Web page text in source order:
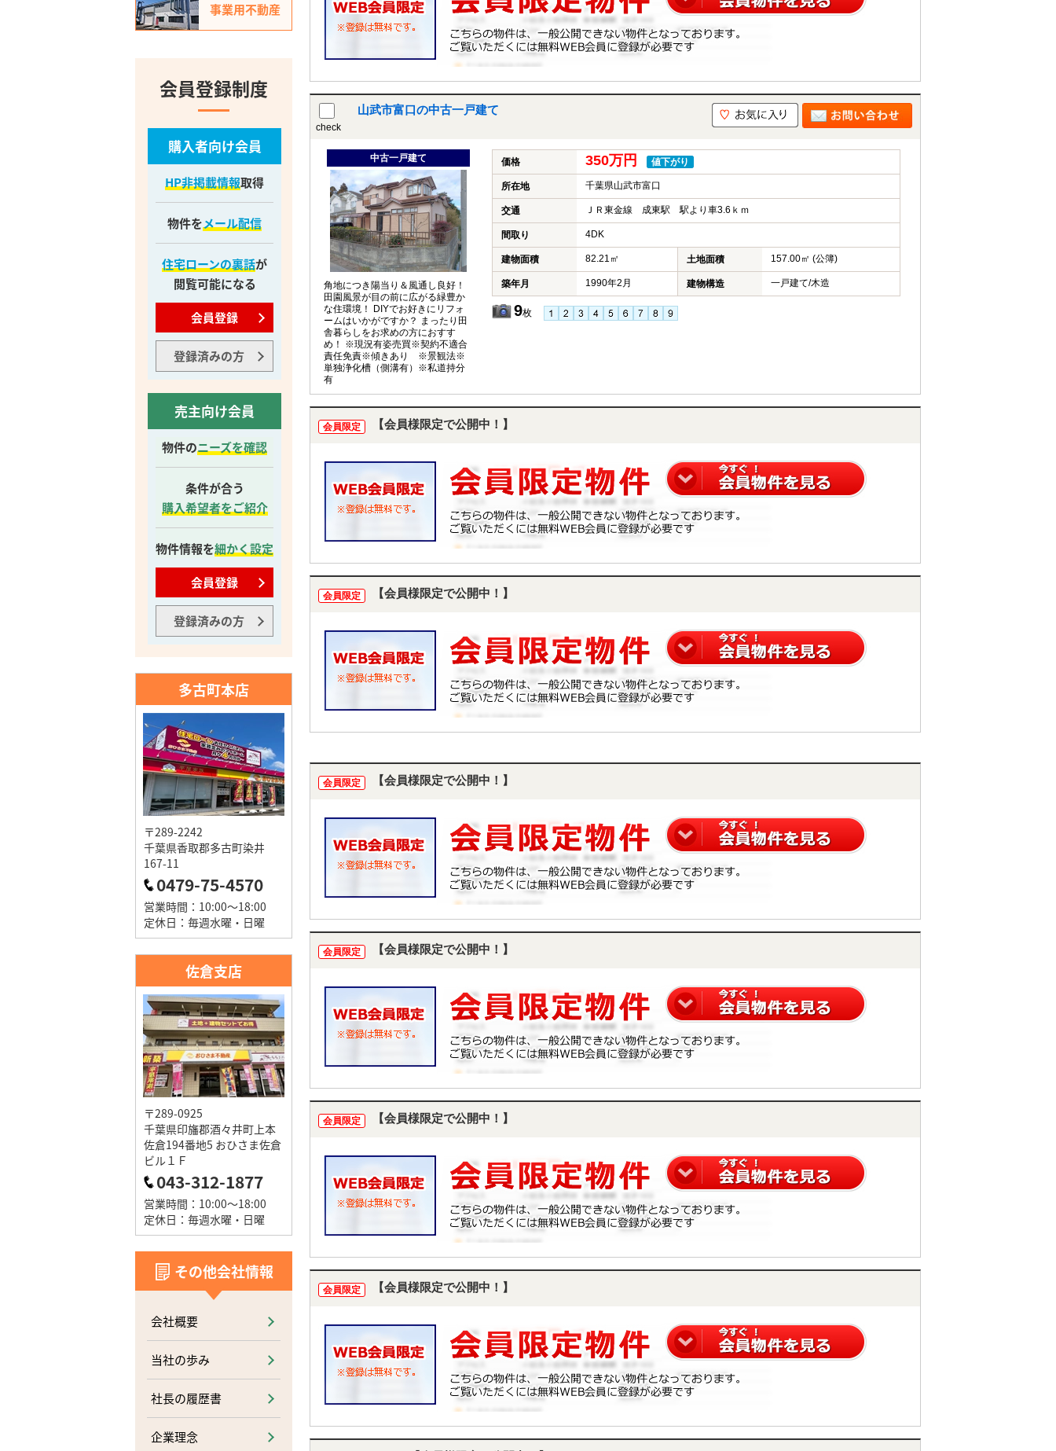
check
山武市富口の中古一戸建て
中古一戸建て
角地につき陽当り＆風通し良好！
田園風景が目の前に広がる緑豊か
な住環境！ DIYでお好きにリフォ
ームはいかがですか？ まったり田
舎暮らしをお求めの方におすす
め！ ※現況有姿売買※契約不適合
責任免責※傾きあり ※景観法※
単独浄化槽（側溝有）※私道持分
有
価格 350万円 値下がり
所在地 千葉県山武市富口
交通 ＪＲ東金線 成東駅 駅より車3.6ｋｍ
間取り 4DK
建物面積 82.21㎡ 土地面積 157.00㎡ (公簿)
築年月 1990年2月 建物構造 一戸建て/木造
9枚
会員限定 【会員様限定で公開中！】
会員限定 【会員様限定で公開中！】
会員限定 【会員様限定で公開中！】
会員限定 【会員様限定で公開中！】
会員限定 【会員様限定で公開中！】
会員限定 【会員様限定で公開中！】
事業用不動産
会員登録制度
購入者向け会員
HP非掲載情報取得
物件をメール配信
住宅ローンの裏話が
閲覧可能になる
会員登録
登録済みの方
売主向け会員
物件のニーズを確認
条件が合う
購入希望者をご紹介
物件情報を細かく設定
会員登録
登録済みの方
多古町本店
〒289-2242
千葉県香取郡多古町染井
167-11
0479-75-4570
営業時間：10:00～18:00
定休日：毎週水曜・日曜
佐倉支店
〒289-0925
千葉県印旛郡酒々井町上本
佐倉194番地5 おひさま佐倉
ビル１Ｆ
043-312-1877
営業時間：10:00～18:00
定休日：毎週水曜・日曜
その他会社情報
会社概要
当社の歩み
社長の履歴書
企業理念